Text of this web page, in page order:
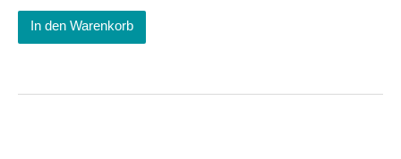
In den Warenkorb